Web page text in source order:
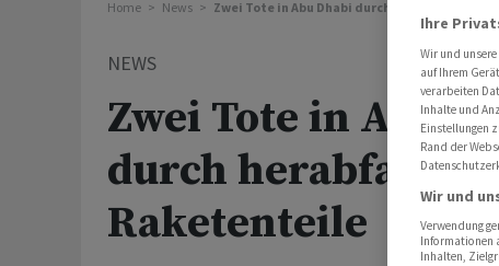
Home News Zwei Tote in Abu Dhabi durch herabfallende
NEWS
Zwei Tote in Abu
durch
Raketenteile
Ihre
Wir und unsere
auf Ihrem
verarbeiten
Inhalte und
Einstellungen
Rand der
Wir und
Verwendung
Informationen
Inhalten,